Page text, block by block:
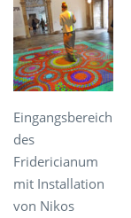
Eingangsbereich
des
Fridericianum
mit Installation
von Nikos